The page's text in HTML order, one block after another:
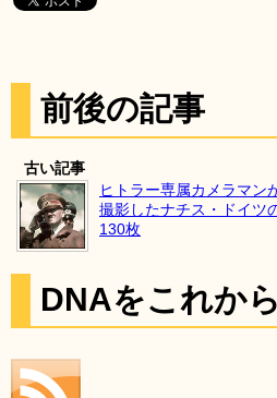
前後の記事
古い記事
ヒトラー専属カメラマン
撮影したナチス・ドイツ
130枚
DNAをこれか